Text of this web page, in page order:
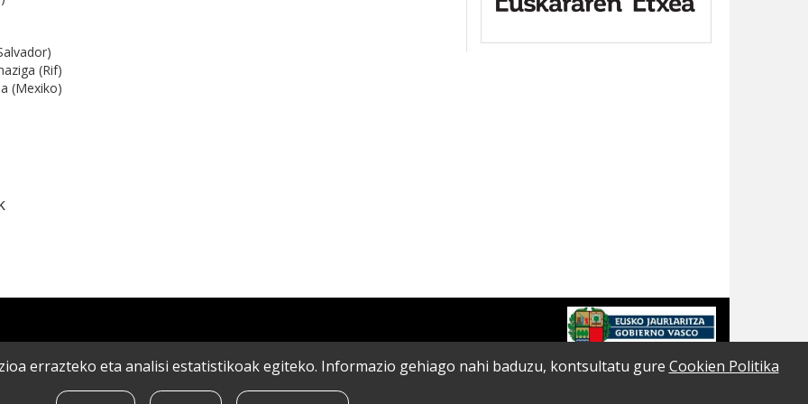
(Rif)
(Mexiko)
errazteko eta analisi estatistikoak egiteko. Informazio gehiago nahi baduzu, kontsultatu gure Cookien Politika